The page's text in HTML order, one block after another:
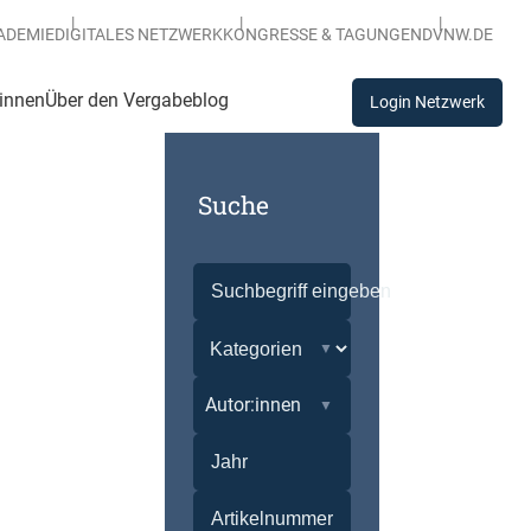
DIGITALES NETZWERKKONGRESSE & TAGUNGENDVNW.DE
Über den Vergabeblog Login Netzwerk
Suche
Autor:innen